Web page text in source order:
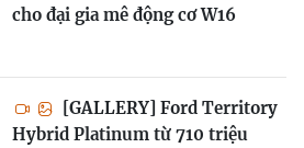
cho đại gia mê động cơ W16
[GALLERY] Ford Territory
Hybrid Platinum từ 710 triệu